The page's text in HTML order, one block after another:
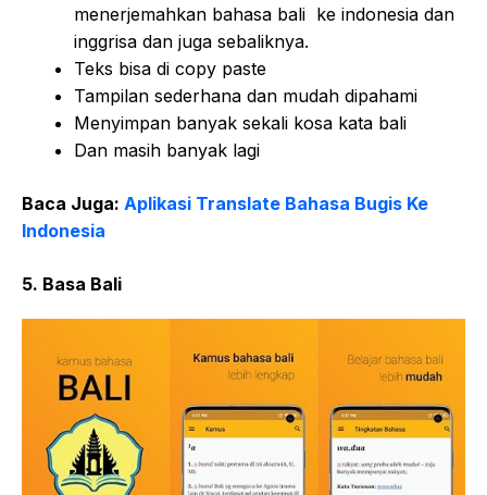
menerjemahkan bahasa bali ke indonesia dan
inggrisa dan juga sebaliknya.
Teks bisa di copy paste
Tampilan sederhana dan mudah dipahami
Menyimpan banyak sekali kosa kata bali
Dan masih banyak lagi
Baca Juga: Aplikasi Translate Bahasa Bugis Ke
Indonesia
5. Basa Bali